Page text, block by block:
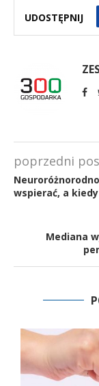
UDOSTĘPNIJ
poprzedni
wspierać, a
Mediana